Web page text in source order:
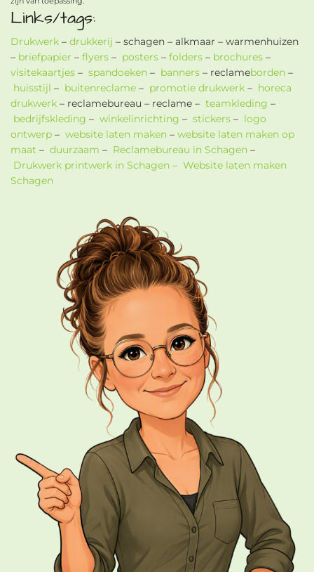
Links/tags:
Drukwerk – drukkerij – schagen – alkmaar – warmenhuizen
– briefpapier – flyers – posters – folders – brochures –
visitekaartjes – spandoeken – banners – reclameborden –
huisstijl – buitenreclame – promotie drukwerk – horeca
drukwerk – reclamebureau – reclame – teamkleding –
bedrijfskleding – winkelinrichting – stickers – logo
ontwerp – website laten maken – website laten maken op
maat – duurzaam – Reclamebureau in Schagen –
Drukwerk printwerk in Schagen – Website laten maken
Schagen